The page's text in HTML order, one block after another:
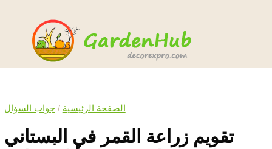
الصفحة الرئيسية /جواب السؤال
تقويم زراعة القمر في البستاني